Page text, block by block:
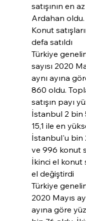
satışının en
Ardahan oldu.
Konut
defa satıldı
Türkiye
sayısı 2020
aynı ayına
860 oldu.
satışın payı
İstanbul 2 bin
15,1 ile en
İstanbul'u bin
ve 996 konut
İkinci el konut
el değiştirdi
Türkiye
2020 Mayıs
ayına göre